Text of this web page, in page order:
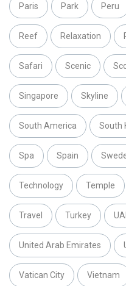
Paris Park Peru
Reef Relaxation
Safari Scenic
Singapore Skyline
South America South
Spa Spain
Technology Temple
Travel Turkey
United Arab Emirates
Vatican City Vietnam